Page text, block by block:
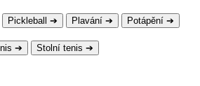
Pickleball ➔ Plavání ➔ Potápění ➔
➔ Stolní tenis ➔